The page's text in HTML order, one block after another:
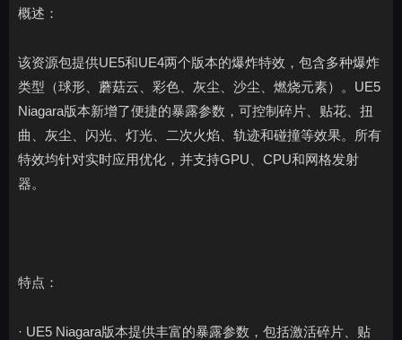
概述：
该资源包提供UE5和UE4两个版本的爆炸特效，包含多种爆炸
类型（球形、蘑菇云、彩色、灰尘、沙尘、燃烧元素）。UE5
Niagara版本新增了便捷的暴露参数，可控制碎片、贴花、扭
曲、灰尘、闪光、灯光、二次火焰、轨迹和碰撞等效果。所有
特效均针对实时应用优化，并支持GPU、CPU和网格发射
器。
特点：
· UE5 Niagara版本提供丰富的暴露参数，包括激活碎片、贴